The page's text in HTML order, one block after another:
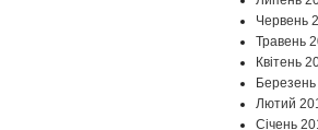
Червень
Травень
Квітень
Лютий
Січень